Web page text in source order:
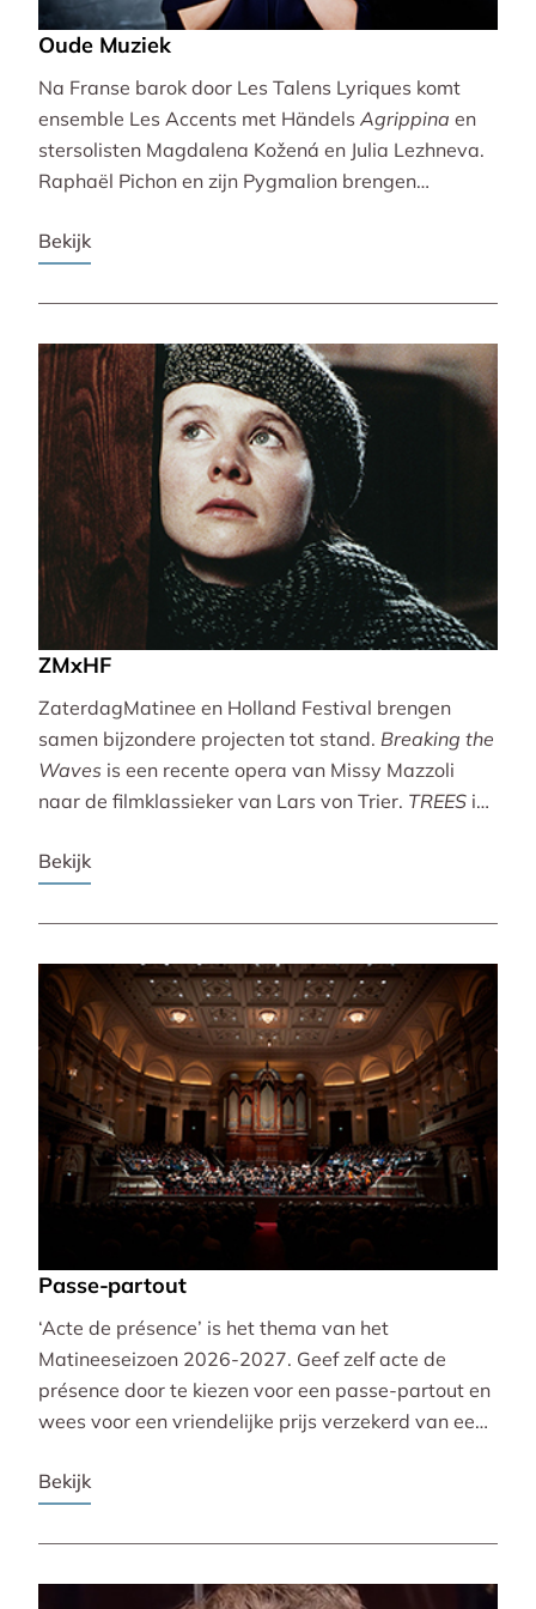
Oude Muziek
Na Franse barok door Les Talens Lyriques komt
ensemble Les Accents met Händels Agrippina en
stersolisten Magdalena Kožená en Julia Lezhneva.
Raphaël Pichon en zijn Pygmalion brengen
Bachvereniging en blokfluitiste Lucie Horsch spelen
Wantenaar, op historische instrumenten! De serie
Andrea Marcon.
Bekijk
ZMxHF
ZaterdagMatinee en Holland Festival brengen
samen bijzondere projecten tot stand. Breaking the
Waves is een recente opera van Missy Mazzoli
naar de filmklassieker van Lars von Trier. TREES is
met live muziek van Caroline Shaw (Pulitzer Prize &
Bekijk
Passe-partout
‘Acte de présence’ is het thema van het
Matineeseizoen 2026-2027. Geef zelf acte de
présence door te kiezen voor een passe-partout en
wees voor een vriendelijke prijs verzekerd van een
Bekijk